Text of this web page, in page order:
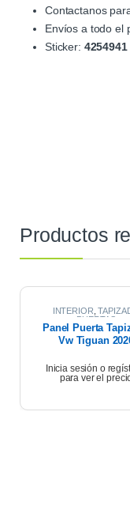
Contactanos
Envíos a todo el
Sticker: 4254941
Productos
INTERIOR ,
PUERTAS
Panel Puerta
Vw Tiguan
Inicia sesión o
para ver el